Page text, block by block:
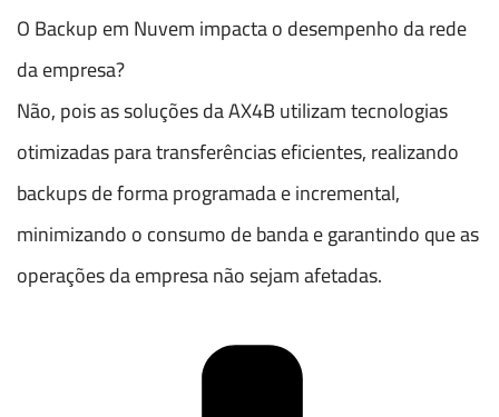
O Backup em Nuvem impacta o desempenho da rede
da empresa?
Não, pois as soluções da AX4B utilizam tecnologias
otimizadas para transferências eficientes, realizando
backups de forma programada e incremental,
minimizando o consumo de banda e garantindo que as
operações da empresa não sejam afetadas.